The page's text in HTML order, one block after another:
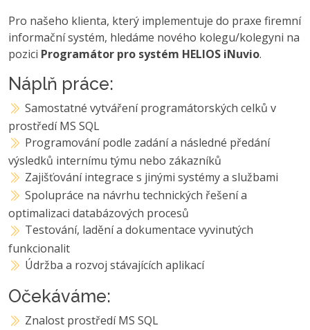
Pro našeho klienta, který implementuje do praxe firemní
informační systém, hledáme nového kolegu/kolegyni na
pozici Programátor pro systém HELIOS iNuvio.
Náplň práce:
Samostatné vytváření programátorských celků v
prostředí MS SQL
Programování podle zadání a následné předání
výsledků internímu týmu nebo zákazníků
Zajišťování integrace s jinými systémy a službami
Spolupráce na návrhu technických řešení a
optimalizaci databázových procesů
Testování, ladění a dokumentace vyvinutých
funkcionalit
Údržba a rozvoj stávajících aplikací
Očekáváme:
Znalost prostředí MS SQL